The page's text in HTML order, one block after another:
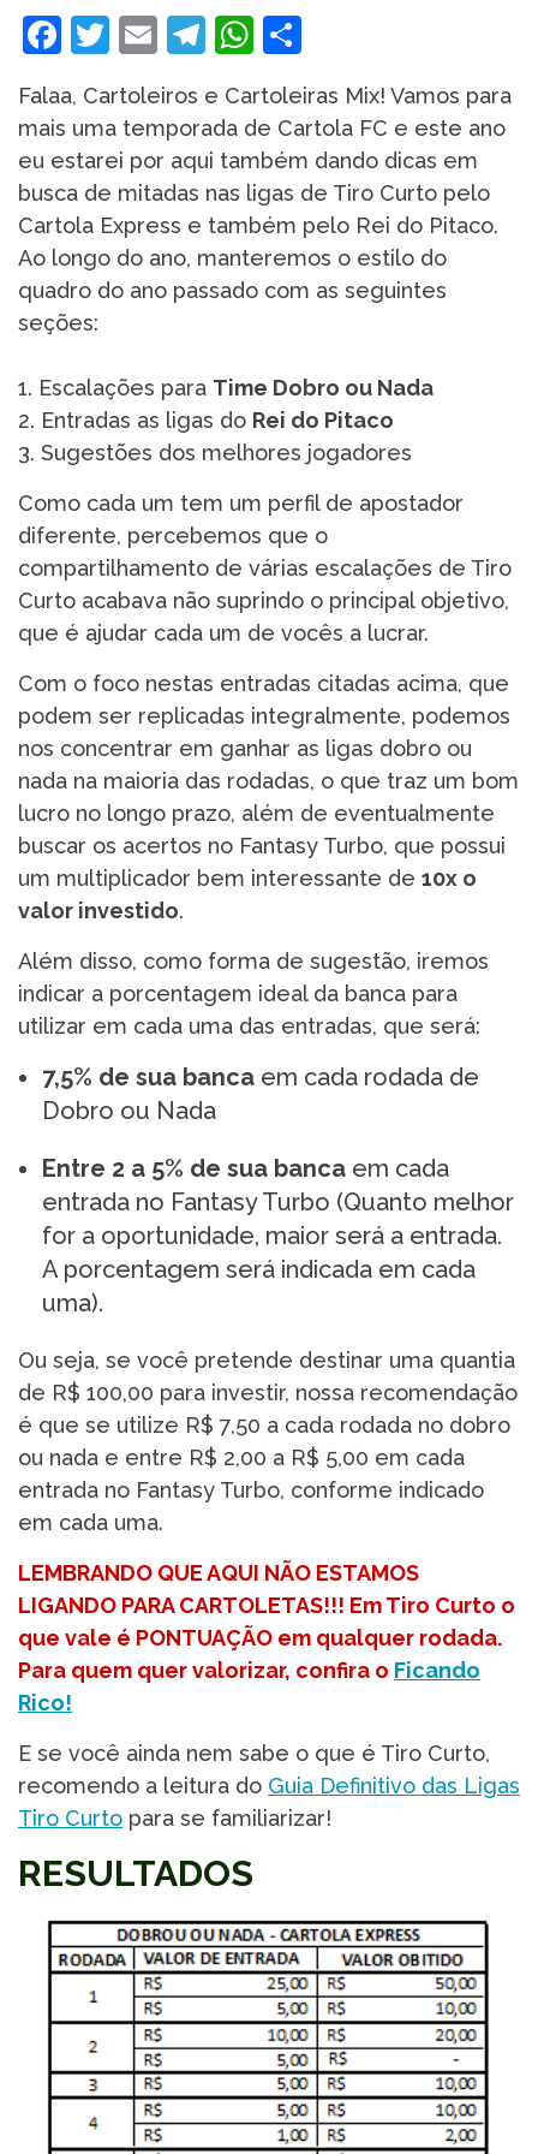
Facebook
Twitter
EmailTelegram
WhatsApp
Falaa, Cartoleiros e Cartoleiras Mix! Vamos para
mais uma temporada de Cartola FC e este ano
eu estarei por aqui também dando dicas em
busca de mitadas nas ligas de Tiro Curto pelo
Cartola Express e também pelo Rei do Pitaco.
Ao longo do ano, manteremos o estilo do
quadro do ano passado com as seguintes
seções:
1. Escalações para Time Dobro ou Nada
2. Entradas as ligas do Rei do Pitaco
3. Sugestões dos melhores jogadores
Como cada um tem um perfil de apostador
diferente, percebemos que o
compartilhamento de várias escalações de Tiro
Curto acabava não suprindo o principal objetivo,
que é ajudar cada um de vocês a lucrar.
Com o foco nestas entradas citadas acima, que
podem ser replicadas integralmente, podemos
nos concentrar em ganhar as ligas dobro ou
nada na maioria das rodadas, o que traz um bom
lucro no longo prazo, além de eventualmente
buscar os acertos no Fantasy Turbo, que possui
um multiplicador bem interessante de 10x o
valor investido.
Além disso, como forma de sugestão, iremos
indicar a porcentagem ideal da banca para
utilizar em cada uma das entradas, que será:
7,5% de sua banca em cada rodada de
Dobro ou Nada
Entre 2 a 5% de sua banca em cada
entrada no Fantasy Turbo (Quanto melhor
for a oportunidade, maior será a entrada.
A porcentagem será indicada em cada
uma).
Ou seja, se você pretende destinar uma quantia
de R$ 100,00 para investir, nossa recomendação
é que se utilize R$ 7,50 a cada rodada no dobro
ou nada e entre R$ 2,00 a R$ 5,00 em cada
entrada no Fantasy Turbo, conforme indicado
em cada uma.
LEMBRANDO QUE AQUI NÃO ESTAMOS
LIGANDO PARA CARTOLETAS!!! Em Tiro Curto o
que vale é PONTUAÇÃO em qualquer rodada.
Para quem quer valorizar, confira o Ficando
Rico!
E se você ainda nem sabe o que é Tiro Curto,
recomendo a leitura do Guia Definitivo das Ligas
Tiro Curto para se familiarizar!
RESULTADOS